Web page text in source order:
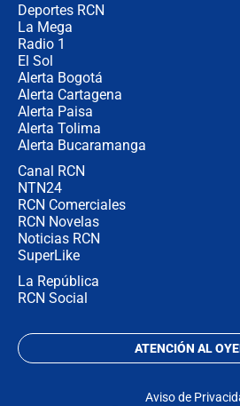
Deportes RCN
La Mega
Radio 1
El Sol
Alerta Bogotá
Alerta Cartagena
Alerta Paisa
Alerta Tolima
Alerta Bucaramanga
Canal RCN
NTN24
RCN Comerciales
RCN Novelas
Noticias RCN
SuperLike
La República
RCN Social
ATENCIÓN AL
Aviso de